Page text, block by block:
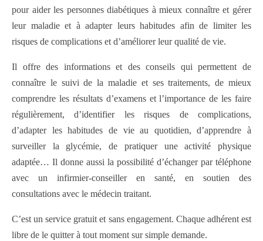
pour aider les personnes diabétiques à mieux connaître et gérer
leur maladie et à adapter leurs habitudes afin de limiter les
risques de complications et d’améliorer leur qualité de vie.
Il offre des informations et des conseils qui permettent de
connaître le suivi de la maladie et ses traitements, de mieux
comprendre les résultats d’examens et l’importance de les faire
régulièrement, d’identifier les risques de complications,
d’adapter les habitudes de vie au quotidien, d’apprendre à
surveiller la glycémie, de pratiquer une activité physique
adaptée… Il donne aussi la possibilité d’échanger par téléphone
avec un infirmier-conseiller en santé, en soutien des
consultations avec le médecin traitant.
C’est un service gratuit et sans engagement. Chaque adhérent est
libre de le quitter à tout moment sur simple demande.